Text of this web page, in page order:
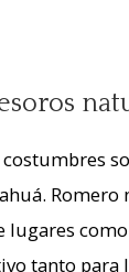
Romero
tanto para